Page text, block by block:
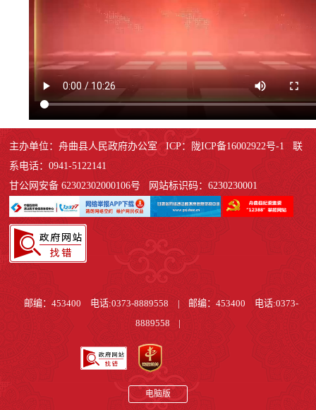
主办单位：舟曲县人民政府办公室 ICP：陇ICP备16002922号-1 联
系电话：0941-5122141
甘公网安备 62302302000106号 网站标识码：6230230001
邮编：453400 电话:0373-8889558 |
邮编：453400 电话:0373-
8889558
|
电脑版